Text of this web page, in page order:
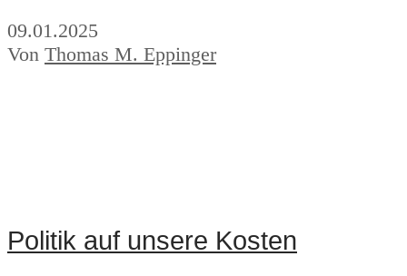
09.01.2025
Von Thomas M. Eppinger
Politik auf unsere Kosten